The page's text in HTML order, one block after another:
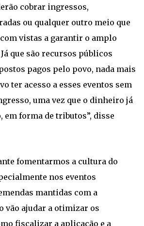
cobrar ingressos,
ou qualquer outro meio que
vistas a garantir o amplo
que são recursos públicos
pagos pelo povo, nada mais
ter acesso a esses eventos sem
uma vez que o dinheiro já
em forma de tributos”, disse
fomentarmos a cultura do
nos eventos
mantidas com a
vão ajudar a otimizar os
fiscalizar a aplicação e a